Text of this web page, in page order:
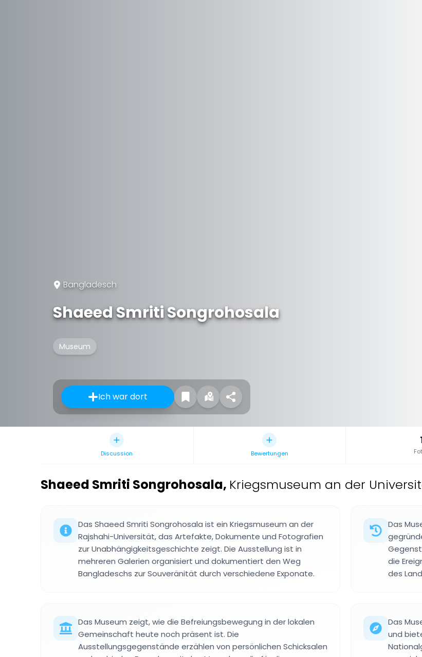
Bangladesch
Shaeed Smriti Songrohosala
Museum
Ich war dort
Discussion Bewertungen
Shaeed Smriti Songrohosala, Kriegsmuseum an der
Das Shaeed Smriti Songrohosala ist ein Kriegsmuseum an der
Rajshahi-Universität, das Artefakte, Dokumente und Fotografien
zur Unabhängigkeitsgeschichte zeigt. Die Ausstellung ist in
mehreren Galerien organisiert und dokumentiert den Weg
Bangladeschs zur Souveränität durch verschiedene Exponate.
Das
die
des
Das Museum zeigt, wie die Befreiungsbewegung in der lokalen
Gemeinschaft heute noch präsent ist. Die
Ausstellungsgegenstände erzählen von persönlichen Schicksalen
Das
und